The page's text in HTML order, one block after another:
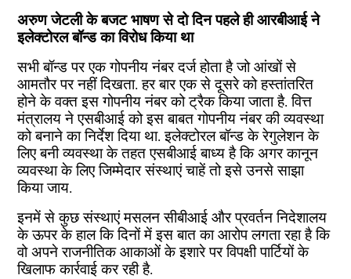
अरुण जेटली के बजट भाषण से दो दिन पहले ही आरबीआई ने
इलेक्टोरल बॉन्ड का विरोध किया था
सभी बॉन्ड पर एक गोपनीय नंबर दर्ज होता है जो आंखों से
आमतौर पर नहीं दिखता. हर बार एक से दूसरे को हस्तांतरित
होने के वक्त इस गोपनीय नंबर को ट्रैक किया जाता है. वित्त
मंत्रालय ने एसबीआई को इस बाबत गोपनीय नंबर की व्यवस्था
को बनाने का निर्देश दिया था. इलेक्टोरल बॉन्ड के रेगुलेशन के
लिए बनी व्यवस्था के तहत एसबीआई बाध्य है कि अगर कानून
व्यवस्था के लिए जिम्मेदार संस्थाएं चाहें तो इसे उनसे साझा
किया जाय.
इनमें से कुछ संस्थाएं मसलन सीबीआई और प्रवर्तन निदेशालय
के ऊपर के हाल कि दिनों में इस बात का आरोप लगता रहा है कि
वो अपने राजनीतिक आकाओं के इशारे पर विपक्षी पार्टियों के
खिलाफ कार्रवाई कर रही है.